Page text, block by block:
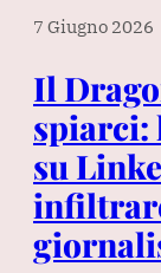
7 Giugno 2026
Il
spiarci:
su